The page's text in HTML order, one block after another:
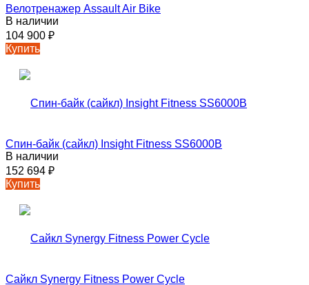
Велотренажер Assault Air Bike
В наличии
104 900 ₽
Купить
Спин-байк (сайкл) Insight Fitness SS6000B
В наличии
152 694 ₽
Купить
Сайкл Synergy Fitness Power Cycle